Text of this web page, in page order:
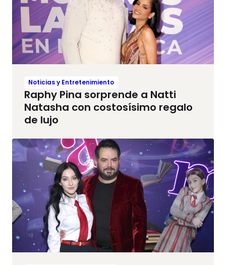
Noticias y Entretenimiento
Raphy Pina sorprende a Natti
Natasha con costosísimo regalo
de lujo